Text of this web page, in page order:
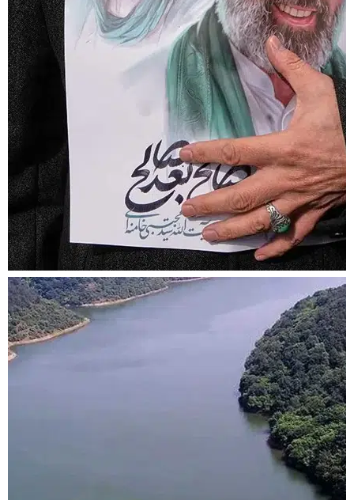
CIA ve Mossad duvara
çarptı: Hamaney 150
gündür tek bir iz
bırakmadı!